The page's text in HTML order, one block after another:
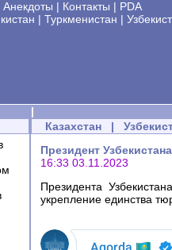
Анекдоты | Контакты | PDA
| Туркменистан |
|
Казахстан |
Президент
16:33 03.11.2023
Президента
укрепление единства